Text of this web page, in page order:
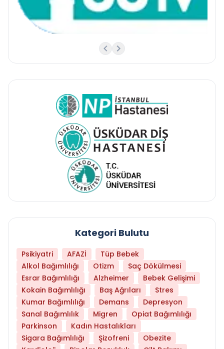
Kategori Bulutu
Psikiyatri AFAZİ
Tüp Bebek
Alkol Bağımlılığı
Otizm
Saç Dökülmesi
Esrar Bağımlılığı
Alzheimer
Bebek Gelişimi
Kokain Bağımlılığı
Baş Ağrıları
Stres
Kumar Bağımlılığı
Demans
Depresyon
Sanal Bağımlılık
Migren
Opiat Bağımlılığı
Parkinson
Kadın Hastalıkları
Sigara Bağımlılığı
Şizofreni
Obezite